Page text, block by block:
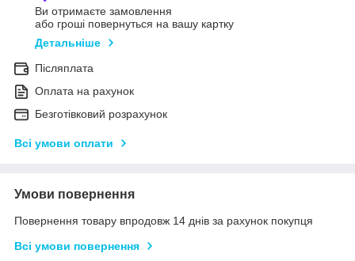
Ви отримаєте замовлення
або гроші повернуться на вашу картку
Детальніше
Післяплата
Оплата на рахунок
Безготівковий розрахунок
Всі умови оплати
Умови повернення
Повернення товару впродовж 14 днів за рахунок покупця
Всі умови повернення